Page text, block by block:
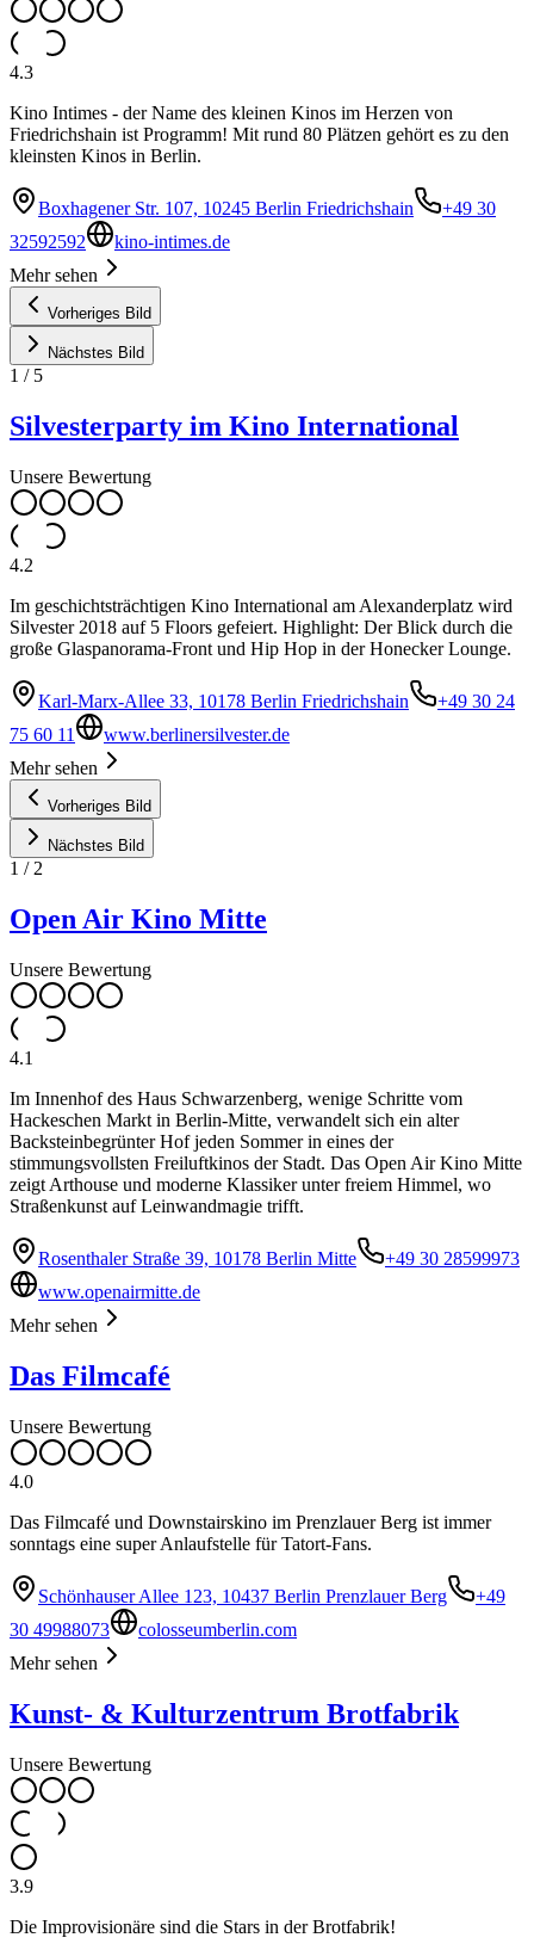
4.3
Kino Intimes - der Name des kleinen Kinos im Herzen von
Friedrichshain ist Programm! Mit rund 80 Plätzen gehört es zu den
kleinsten Kinos in Berlin.
Boxhagener Str. 107, 10245 Berlin Friedrichshain
+49 30
32592592
kino-intimes.de
Mehr sehen
Vorheriges Bild
Nächstes Bild
1 / 5
Silvesterparty im Kino International
Unsere Bewertung
4.2
Im geschichtsträchtigen Kino International am Alexanderplatz wird
Silvester 2018 auf 5 Floors gefeiert. Highlight: Der Blick durch die
große Glaspanorama-Front und Hip Hop in der Honecker Lounge.
Karl-Marx-Allee 33, 10178 Berlin Friedrichshain
+49 30 24
75 60 11
www.berlinersilvester.de
Mehr sehen
Vorheriges Bild
Nächstes Bild
1 / 2
Open Air Kino Mitte
Unsere Bewertung
4.1
Im Innenhof des Haus Schwarzenberg, wenige Schritte vom
Hackeschen Markt in Berlin-Mitte, verwandelt sich ein alter
Backsteinbegrünter Hof jeden Sommer in eines der
stimmungsvollsten Freiluftkinos der Stadt. Das Open Air Kino Mitte
zeigt Arthouse und moderne Klassiker unter freiem Himmel, wo
Straßenkunst auf Leinwandmagie trifft.
Rosenthaler Straße 39, 10178 Berlin Mitte
+49 30 28599973
www.openairmitte.de
Mehr sehen
Das Filmcafé
Unsere Bewertung
4.0
Das Filmcafé und Downstairskino im Prenzlauer Berg ist immer
sonntags eine super Anlaufstelle für Tatort-Fans.
Schönhauser Allee 123, 10437 Berlin Prenzlauer Berg
+49
30 49988073
colosseumberlin.com
Mehr sehen
Kunst- & Kulturzentrum Brotfabrik
Unsere Bewertung
3.9
Die Improvisionäre sind die Stars in der Brotfabrik!